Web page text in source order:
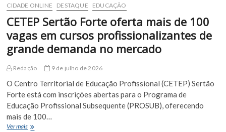
feira
CIDADE ONLINE DESTAQUE EDUCAÇÃO
CETEP Sertão Forte oferta mais de 100
vagas em cursos profissionalizantes de
grande demanda no mercado
Redação 9 de julho de 2026
O Centro Territorial de Educação Profissional (CETEP) Sertão
Forte está com inscrições abertas para o Programa de
Educação Profissional Subsequente (PROSUB), oferecendo
mais de 100…
Ver maisCETEP